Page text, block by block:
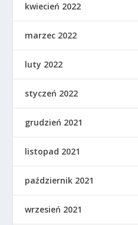
kwiecień 2022
marzec 2022
luty 2022
styczeń 2022
grudzień 2021
listopad 2021
październik 2021
wrzesień 2021